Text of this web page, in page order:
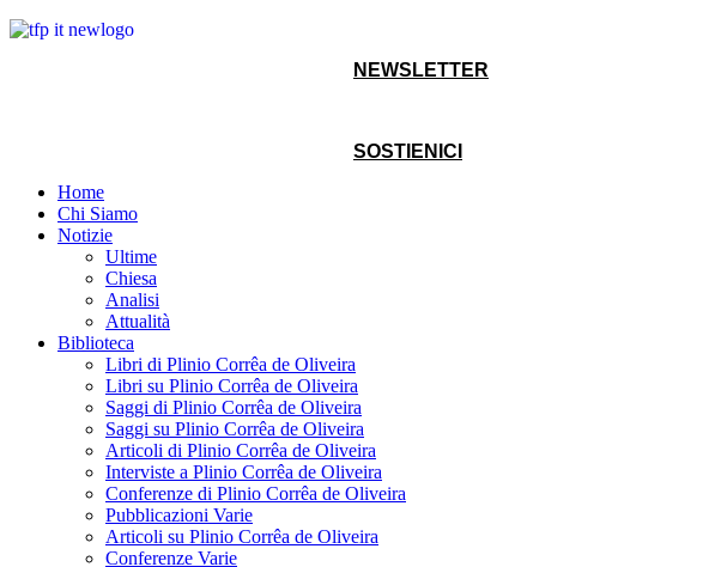
NEWSLETTER
SOSTIENICI
Home
Chi Siamo
Notizie
Ultime
Chiesa
Analisi
Attualità
Biblioteca
Libri di Plinio Corrêa de Oliveira
Libri su Plinio Corrêa de Oliveira
Saggi di Plinio Corrêa de Oliveira
Saggi su Plinio Corrêa de Oliveira
Articoli di Plinio Corrêa de Oliveira
Interviste a Plinio Corrêa de Oliveira
Conferenze di Plinio Corrêa de Oliveira
Pubblicazioni Varie
Articoli su Plinio Corrêa de Oliveira
Conferenze Varie